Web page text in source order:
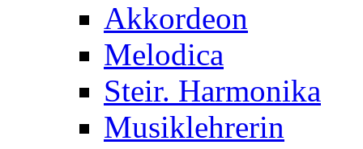
Akkordeon
Melodica
Steir. Harmonika
Musiklehrerin